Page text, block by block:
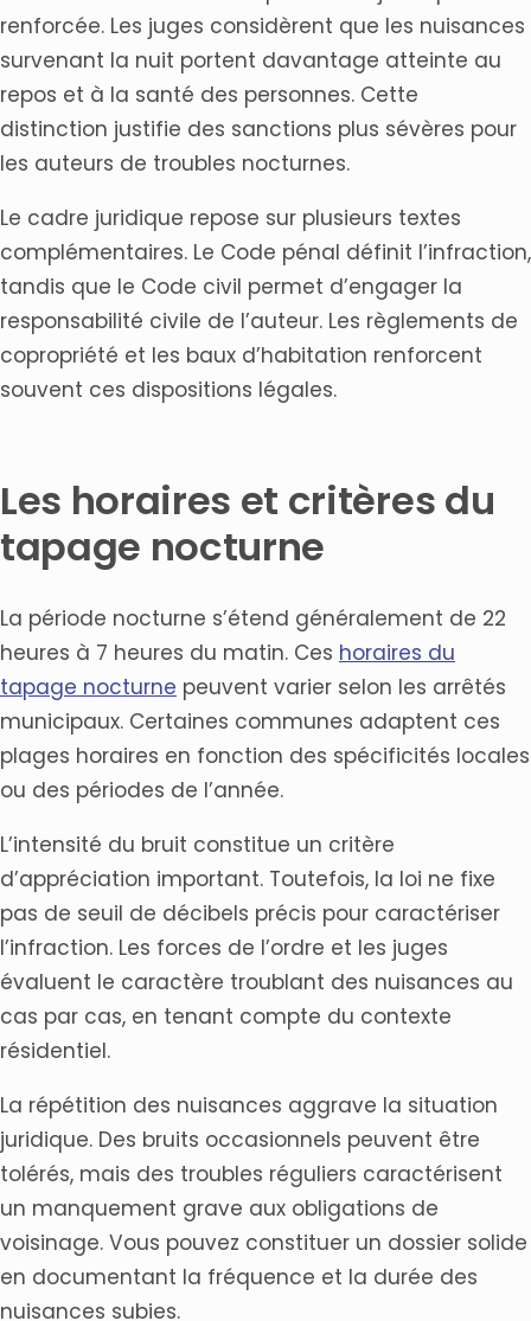
renforcée. Les juges considèrent que les nuisances
survenant la nuit portent davantage atteinte au
repos et à la santé des personnes. Cette
distinction justifie des sanctions plus sévères pour
les auteurs de troubles nocturnes.
Le cadre juridique repose sur plusieurs textes
complémentaires. Le Code pénal définit l’infraction,
tandis que le Code civil permet d’engager la
responsabilité civile de l’auteur. Les règlements de
copropriété et les baux d’habitation renforcent
souvent ces dispositions légales.
Les horaires et critères du
tapage nocturne
La période nocturne s’étend généralement de 22
heures à 7 heures du matin. Ces horaires du
tapage nocturne peuvent varier selon les arrêtés
municipaux. Certaines communes adaptent ces
plages horaires en fonction des spécificités locales
ou des périodes de l’année.
L’intensité du bruit constitue un critère
d’appréciation important. Toutefois, la loi ne fixe
pas de seuil de décibels précis pour caractériser
l’infraction. Les forces de l’ordre et les juges
évaluent le caractère troublant des nuisances au
cas par cas, en tenant compte du contexte
résidentiel.
La répétition des nuisances aggrave la situation
juridique. Des bruits occasionnels peuvent être
tolérés, mais des troubles réguliers caractérisent
un manquement grave aux obligations de
voisinage. Vous pouvez constituer un dossier solide
en documentant la fréquence et la durée des
nuisances subies.